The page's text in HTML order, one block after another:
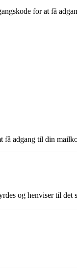
for at få
få adgang til din
og henviser til det